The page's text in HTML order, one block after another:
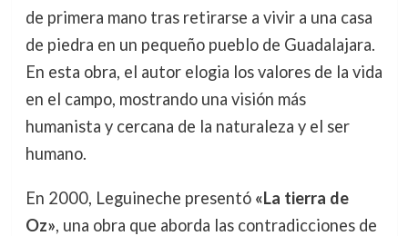
de primera mano tras retirarse a vivir a una casa
de piedra en un pequeño pueblo de Guadalajara.
En esta obra, el autor elogia los valores de la vida
en el campo, mostrando una visión más
humanista y cercana de la naturaleza y el ser
humano.
En 2000, Leguineche presentó «La tierra de
Oz», una obra que aborda las contradicciones de